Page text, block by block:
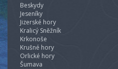
Beskydy
Jeseníky
Jizerské hory
Kralicý Sněžník
Krkonoše
Krušné hory
Orlické hory
Šumava